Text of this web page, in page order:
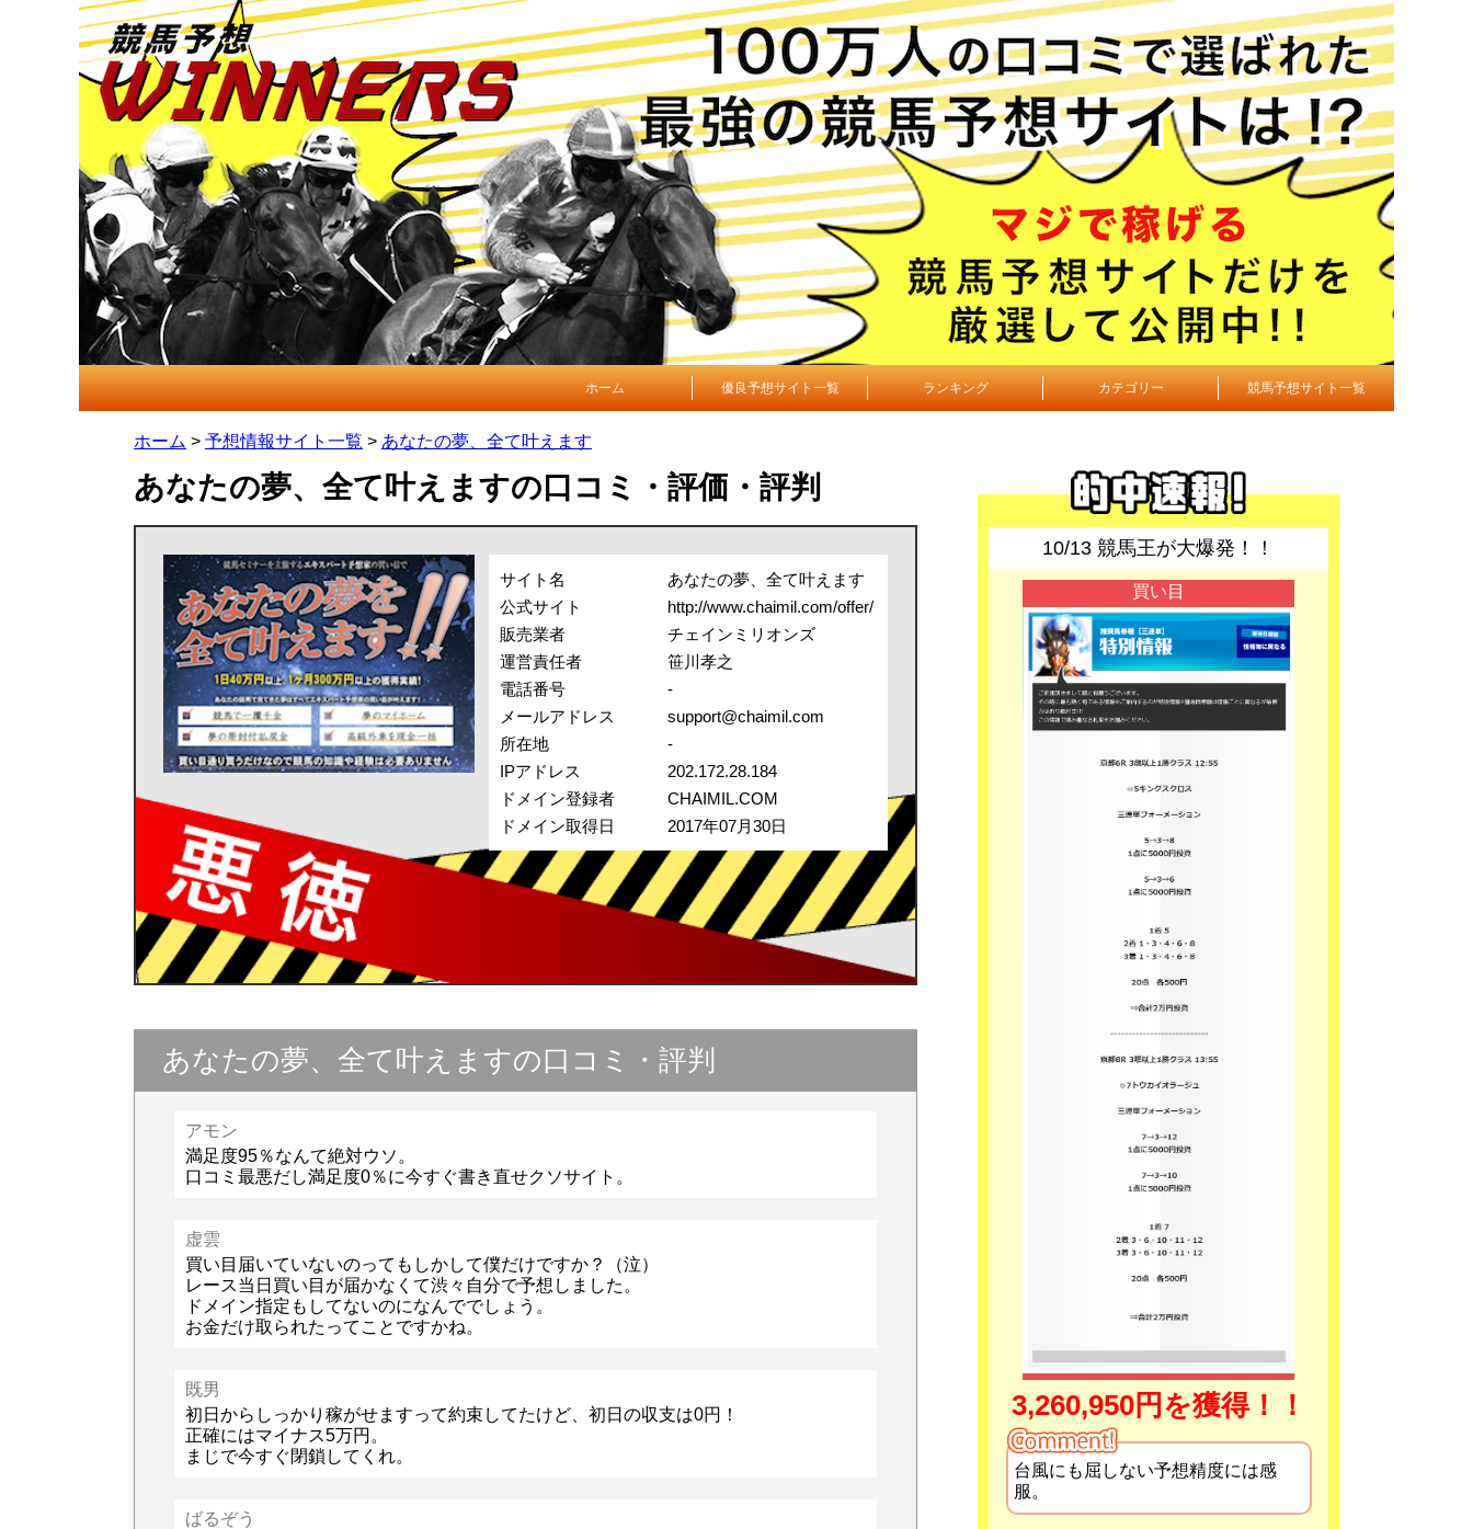
ホーム 優良予想サイト一覧 ランキング カテゴリー 競馬予想サイト一覧
ホーム > 予想情報サイト一覧 > あなたの夢、全て叶えます
あなたの夢、全て叶えますの口コミ・評価・評判
サイト名
あなたの夢、全て叶えます
公式サイト
http://www.chaimil.com/offer/
販売業者
チェインミリオンズ
運営責任者
笹川孝之
電話番号
-
メールアドレス
support@chaimil.com
所在地
-
IPアドレス
202.172.28.184
ドメイン登録者
CHAIMIL.COM
ドメイン取得日
2017年07月30日
あなたの夢、全て叶えますの口コミ・評判
アモン
満足度95％なんて絶対ウソ。
口コミ最悪だし満足度0％に今すぐ書き直せクソサイト。
虚雲
買い目届いていないのってもしかして僕だけですか？（泣）
レース当日買い目が届かなくて渋々自分で予想しました。
ドメイン指定もしてないのになんででしょう。
お金だけ取られたってことですかね。
既男
初日からしっかり稼がせますって約束してたけど、初日の収支は0円！
正確にはマイナス5万円。
まじで今すぐ閉鎖してくれ。
ばるぞう
10/13 競馬王が大爆発！！
買い目
3,260,950円を獲得！！
台風にも屈しない予想精度には感
服。